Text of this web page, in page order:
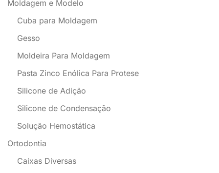
Moldagem e Modelo
Cuba para Moldagem
Gesso
Moldeira Para Moldagem
Pasta Zinco Enólica Para Protese
Silicone de Adição
Silicone de Condensação
Solução Hemostática
Ortodontia
Caixas Diversas